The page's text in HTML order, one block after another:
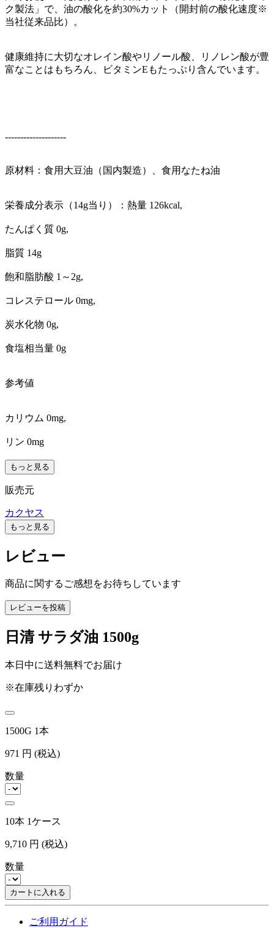
ク製法」で、油の酸化を約30%カット（開封前の酸化速度※
当社従来品比）。
健康維持に大切なオレイン酸やリノール酸、リノレン酸が豊
富なことはもちろん、ビタミンEもたっぷり含んでいます。
--------------------
原材料：食用大豆油（国内製造）、食用なたね油
栄養成分表示（14g当り）：熱量 126kcal,
たんぱく質 0g,
脂質 14g
飽和脂肪酸 1～2g,
コレステロール 0mg,
炭水化物 0g,
食塩相当量 0g
参考値
カリウム 0mg,
リン 0mg
もっと見る
販売元
カクヤス
もっと見る
レビュー
商品に関するご感想をお待ちしています
レビューを投稿
日清 サラダ油 1500g
本日中に送料無料でお届け
※在庫残りわずか
1500G 1本
971 円 (税込)
数量
10本 1ケース
9,710 円 (税込)
数量
カートに入れる
ご利用ガイド